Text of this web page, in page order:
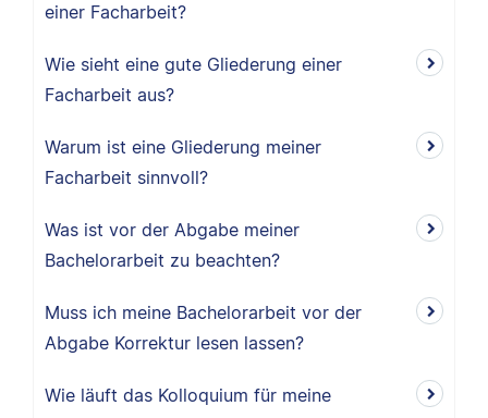
einer Facharbeit?
Wie sieht eine gute Gliederung einer
Facharbeit aus?
Warum ist eine Gliederung meiner
Facharbeit sinnvoll?
Was ist vor der Abgabe meiner
Bachelorarbeit zu beachten?
Muss ich meine Bachelorarbeit vor der
Abgabe Korrektur lesen lassen?
Wie läuft das Kolloquium für meine